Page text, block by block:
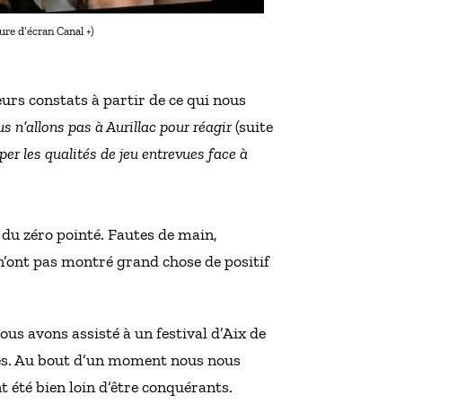
d’écran Canal +)
constats à partir de ce qui nous
n’allons pas à Aurillac pour réagir(suite
les qualités de jeu entrevues face à
zéro pointé. Fautes de main,
pas montré grand chose de positif
avons assisté à un festival d’Aix de
Au bout d’un moment nous nous
été bien loin d’être conquérants.